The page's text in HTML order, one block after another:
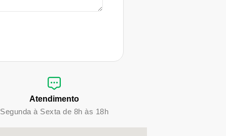
Atendimento
Segunda à Sexta de 8h às 18h